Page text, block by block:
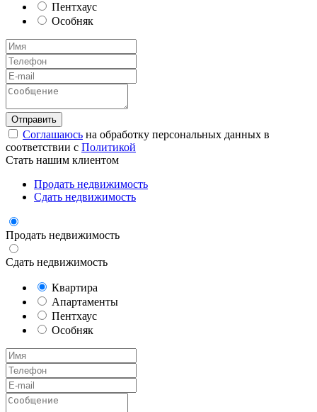
Пентхаус
Особняк
Соглашаюсь на обработку персональных данных в
соответствии с Политикой
Стать нашим клиентом
Продать недвижимость
Сдать недвижимость
Продать недвижимость
Сдать недвижимость
Квартира
Апартаменты
Пентхаус
Особняк